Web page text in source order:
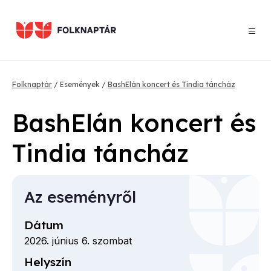
tartalomra
Morzsa
Folknaptár Események BashElán koncert és Tindia táncház
BashElán koncert és
Tindia táncház
Az eseményről
Dátum
2026. június 6. szombat
Helyszín